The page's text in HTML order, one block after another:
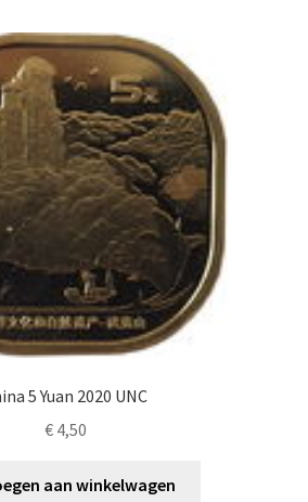
5 Yuan 2020 UNC
€4,50
aan winkelwagen